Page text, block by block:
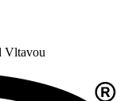
Vltavou